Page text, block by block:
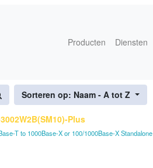
Producten Diensten
Sorteren op: Naam - A tot Z
Plus
T to 1000Base-X or 100/1000Base-X